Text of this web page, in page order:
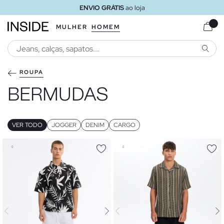
ENVIO GRÁTISao loja
MULHER HOMEM
ROUPA
BERMUDAS
VER TODO JOGGER DENIM CARGO